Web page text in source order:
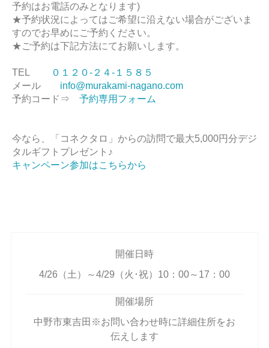
予約はお電話のみとなります)
★予約状況によってはご希望に沿えない場合がございま
すのでお早めにご予約ください。
★ご予約は下記方法にてお願いします。
TEL
０１２０-２４-１５８５
メール info@murakami-nagano.com
予約コード⇒ 予約専用フォーム
今なら、「コネクタロ」からの訪問で最大5,000円分デジ
タルギフトプレゼント♪
キャンペーン参加はこちらから
開催日時
4/26（土）～4/29（火･祝）10：00～17：00
開催場所
中野市東吉田※お問い合わせ時に詳細住所をお
伝えします